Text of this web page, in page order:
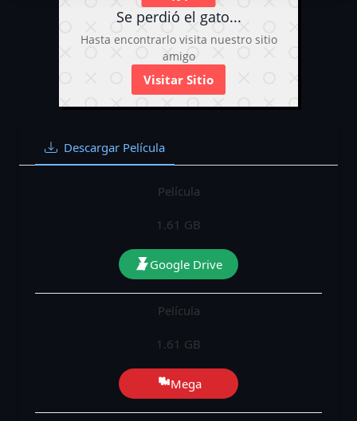
Se perdió el gato...
Hasta encontrarlo visita nuestro sitio
amigo
Visitar Sitio
Descargar Película
Película
1.61 GB
Google Drive
Película
1.61 GB
Mega